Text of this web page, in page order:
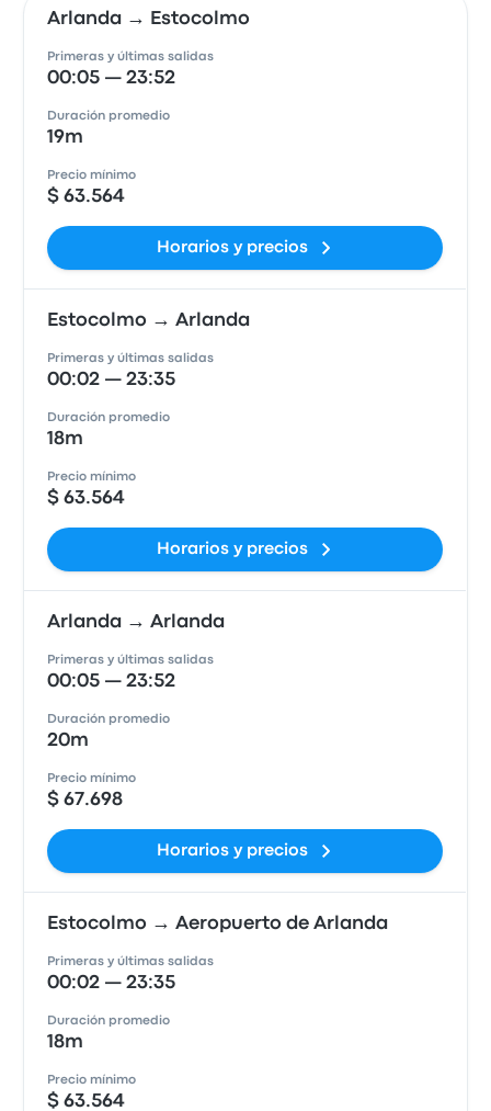
Arlanda → Estocolmo
Primeras y últimas salidas
00:05 — 23:52
Duración promedio
19m
Precio mínimo
$ 63.564
Horarios y precios
Estocolmo → Arlanda
Primeras y últimas salidas
00:02 — 23:35
Duración promedio
18m
Precio mínimo
$ 63.564
Horarios y precios
Arlanda → Arlanda
Primeras y últimas salidas
00:05 — 23:52
Duración promedio
20m
Precio mínimo
$ 67.698
Horarios y precios
Estocolmo → Aeropuerto de Arlanda
Primeras y últimas salidas
00:02 — 23:35
Duración promedio
18m
Precio mínimo
$ 63.564